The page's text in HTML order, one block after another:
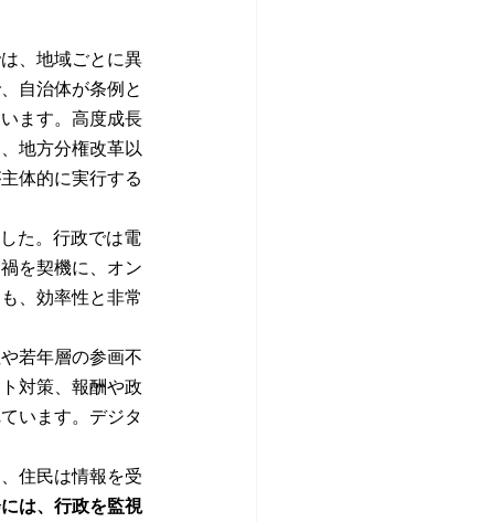
、地域ごとに異
自治体が条例と
ます。高度成長
地方分権改革以
体的に実行する
た。行政では電
を契機に、オン
、効率性と非常
若年層の参画不
対策、報酬や政
います。デジタ
住民は情報を受
は、行政を監視